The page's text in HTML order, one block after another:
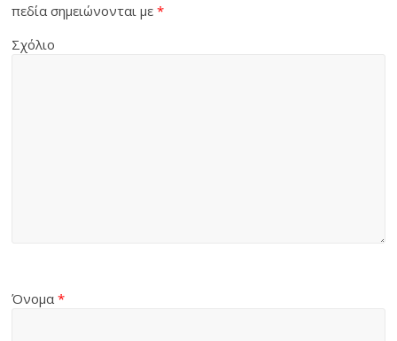
πεδία σημειώνονται με*
Σχόλιο
Όνομα*